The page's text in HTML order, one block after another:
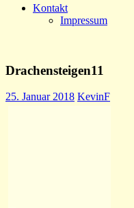
Kontakt
Impressum
Drachensteigen11
25. Januar 2018 KevinF